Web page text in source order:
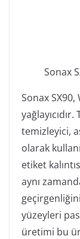
Sonax
Sonax SX90,
temizleyici,
olarak
etiket
aynı
yüzeyleri
üretimi bu